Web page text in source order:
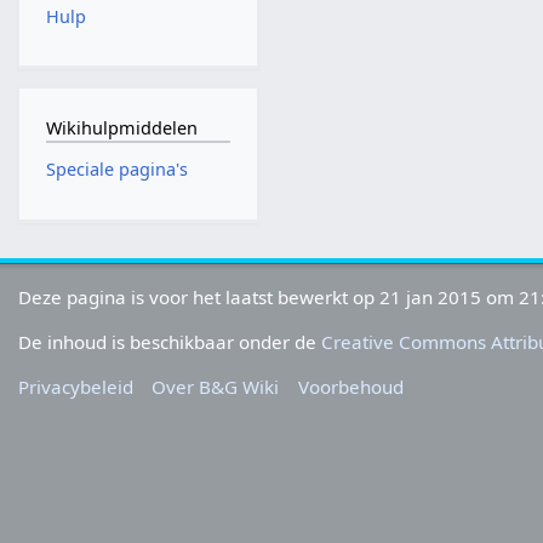
Hulp
Wikihulpmiddelen
Speciale pagina's
Deze pagina is voor het laatst bewerkt op 21 jan 2015 om
De inhoud is beschikbaar onder de Creative Commons
Privacybeleid
Over B&G Wiki Voorbehoud